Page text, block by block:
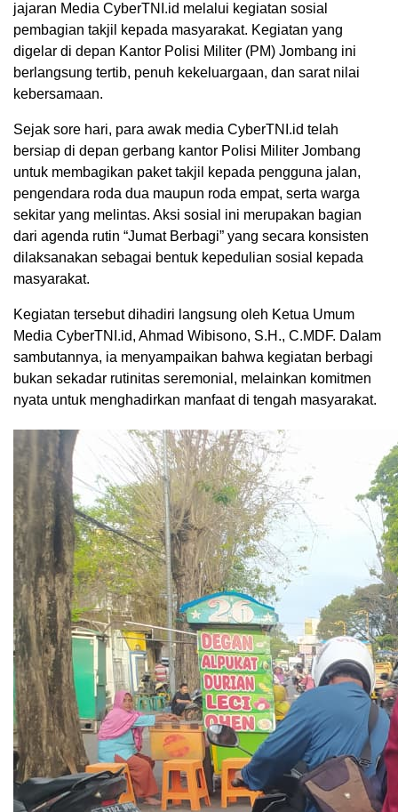
jajaran Media CyberTNI.id melalui kegiatan sosial
pembagian takjil kepada masyarakat. Kegiatan yang
digelar di depan Kantor Polisi Militer (PM) Jombang ini
berlangsung tertib, penuh kekeluargaan, dan sarat nilai
kebersamaan.
Sejak sore hari, para awak media CyberTNI.id telah
bersiap di depan gerbang kantor Polisi Militer Jombang
untuk membagikan paket takjil kepada pengguna jalan,
pengendara roda dua maupun roda empat, serta warga
sekitar yang melintas. Aksi sosial ini merupakan bagian
dari agenda rutin “Jumat Berbagi” yang secara konsisten
dilaksanakan sebagai bentuk kepedulian sosial kepada
masyarakat.
Kegiatan tersebut dihadiri langsung oleh Ketua Umum
Media CyberTNI.id, Ahmad Wibisono, S.H., C.MDF. Dalam
sambutannya, ia menyampaikan bahwa kegiatan berbagi
bukan sekadar rutinitas seremonial, melainkan komitmen
nyata untuk menghadirkan manfaat di tengah masyarakat.